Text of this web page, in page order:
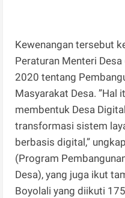
Kewenangan tersebut
Peraturan Menteri
2020 tentang
Masyarakat Desa. ”Hal
membentuk Desa
transformasi sistem
berbasis digital,”
(Program
Desa), yang juga ikut
Boyolali yang diikuti